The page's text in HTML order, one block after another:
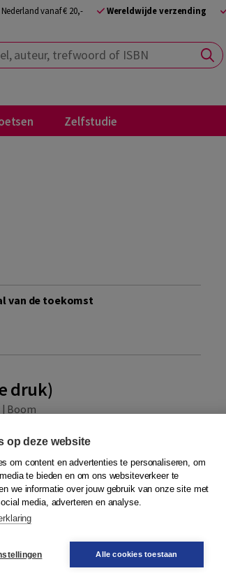
vanaf € 20,- Wereldwijde verzending
trefwoord of ISBN
Zelfstudie
van de toekomst
druk)
| Boom
zij actief participeren in de
nemen en minder snel aankloppen bij de
Meer
Quantity
−
op deze website
om content en advertenties te personaliseren, om
te bieden en om ons websiteverkeer te
we informatie over jouw gebruik van onze site met
media, adverteren en analyse.
Alle cookies toestaan